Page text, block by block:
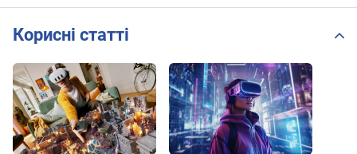
Корисні статті